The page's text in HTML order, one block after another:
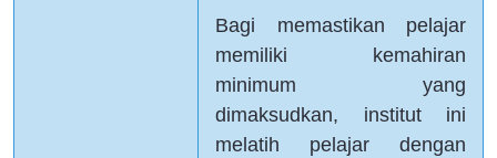
Bagi memastikan pelajar
memiliki kemahiran
minimum yang
dimaksudkan, institut ini
melatih pelajar dengan